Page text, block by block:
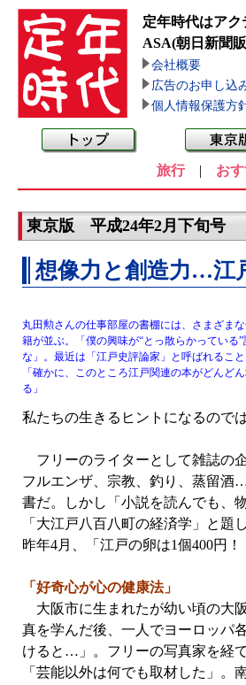
定年時代はア
ASA(朝日新聞
会社概要
広告のお申し込
個人情報保護方
旅行| お
東京版 平成24年2月下旬号
想像力と創造力…江
丸田勲さんの仕事部屋の書棚には、さまざま
籍が並ぶ。「僕の興味が“とっ散らかっている
な」。最近は「江戸史評論家」と呼ばれること
「確かに、このところ江戸関連の本がどんど
る」
私たちの生きるヒントになるので
フリーのライターとして雑誌の
フルエンザ、宗教、釣り、蒸留酒
書だ。しかし「小説を読んでも、
「大江戸八百八町の経済学」と
昨年4月、「江戸の卵は1個400円
「好奇心が心の健康法」
大阪市に生まれたが幼い頃の大
真を学んだ後、一人でヨーロッパ
けると…」。フリーの写真家を経
「芸能以外は何でも取材した」